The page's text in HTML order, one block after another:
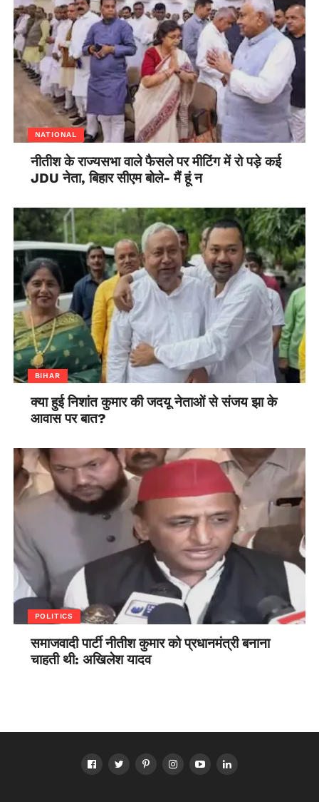
NATIONAL
नीतीश के राज्यसभा वाले फैसले पर मीटिंग में रो पड़े कई
JDU नेता, बिहार सीएम बोले- मैं हूं न
BIHAR
क्या हुई निशांत कुमार की जदयू नेताओं से संजय झा के
आवास पर बात?
POLITICS
समाजवादी पार्टी नीतीश कुमार को प्रधानमंत्री बनाना
चाहती थी: अखिलेश यादव